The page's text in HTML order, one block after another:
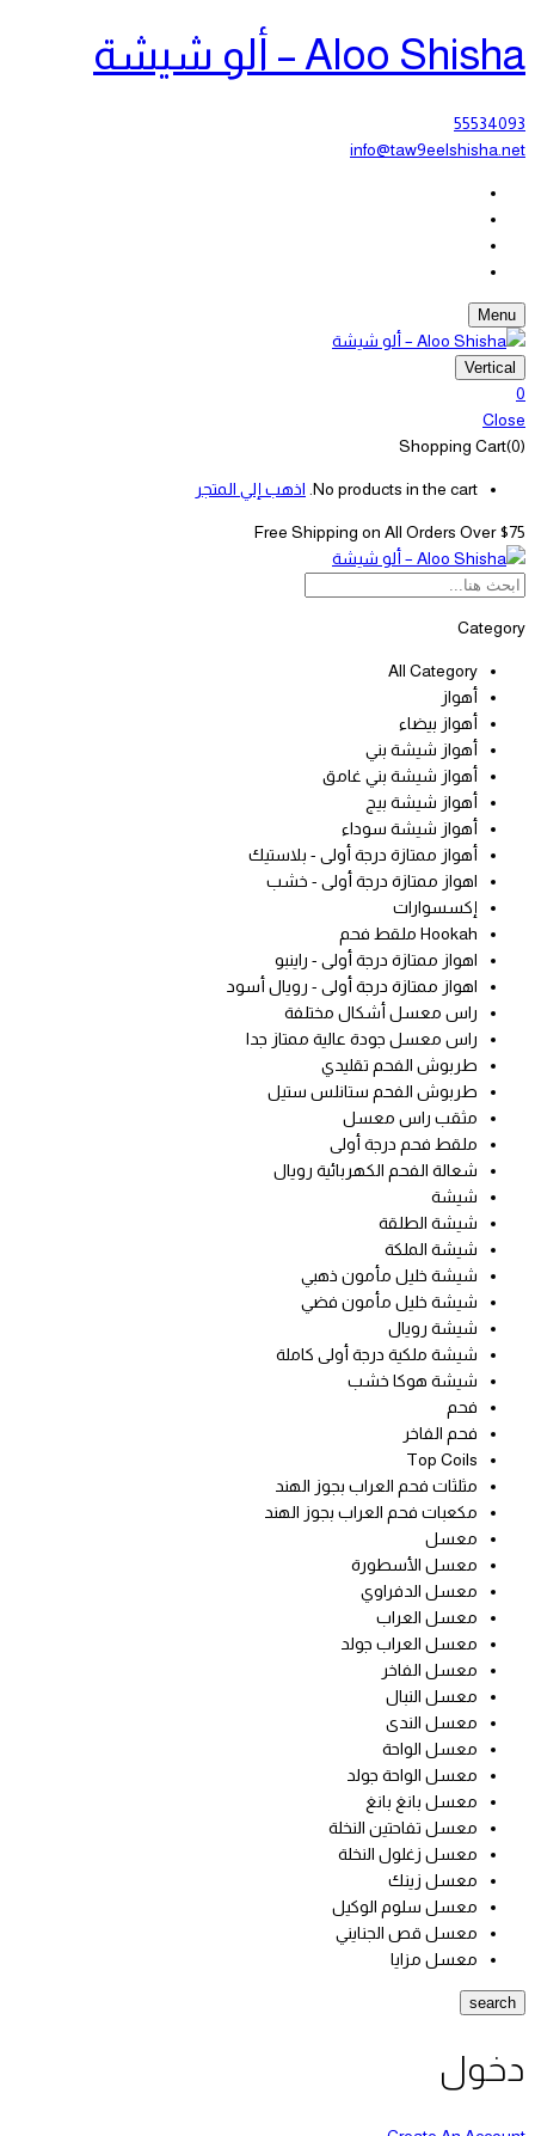
Aloo Shisha – ألو شيشة
55534093
info@taw9eelshisha.net
Menu
Vertical
0
Close
Shopping Cart(0)
No products in the cart. اذهب إلي المتجر
Free Shipping on All Orders Over $75
Category
All Category
أهواز
أهواز بيضاء
أهواز شيشة بني
أهواز شيشة بني غامق
أهواز شيشة بيج
أهواز شيشة سوداء
أهواز ممتازة درجة أولى - بلاستيك
اهواز ممتازة درجة أولى - خشب
إكسسوارات
Hookah ملقط فحم
اهواز ممتازة درجة أولى - راينبو
اهواز ممتازة درجة أولى - رويال أسود
راس معسل أشكال مختلفة
راس معسل جودة عالية ممتاز جدا
طربوش الفحم تقليدي
طربوش الفحم ستانلس ستيل
مثقب راس معسل
ملقط فحم درجة أولى
شعالة الفحم الكهربائية رويال
شيشة
شيشة الطلقة
شيشة الملكة
شيشة خليل مأمون ذهبي
شيشة خليل مأمون فضي
شيشة رويال
شيشة ملكية درجة أولى كاملة
شيشة هوكا خشب
فحم
فحم الفاخر
Top Coils
مثلثات فحم العراب بجوز الهند
مكعبات فحم العراب بجوز الهند
معسل
معسل الأسطورة
معسل الدفراوي
معسل العراب
معسل العراب جولد
معسل الفاخر
معسل النبال
معسل الندى
معسل الواحة
معسل الواحة جولد
معسل بانغ بانغ
معسل تفاحتين النخلة
معسل زغلول النخلة
معسل زينك
معسل سلوم الوكيل
معسل قص الجنايني
معسل مزايا
search
دخول